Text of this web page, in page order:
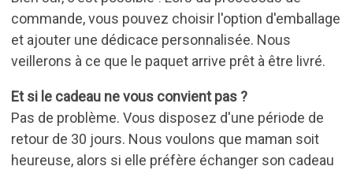
commande, vous pouvez choisir l'option d'emballage
et ajouter une dédicace personnalisée. Nous
veillerons à ce que le paquet arrive prêt à être livré.
Et si le cadeau ne vous convient pas ?
Pas de problème. Vous disposez d'une période de
retour de 30 jours. Nous voulons que maman soit
heureuse, alors si elle préfère échanger son cadeau